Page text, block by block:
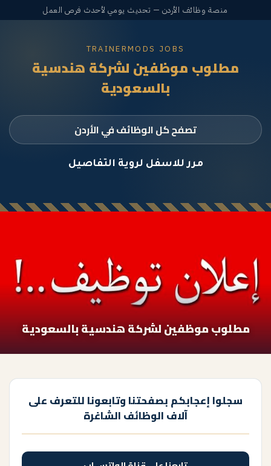
منصة وظائف الأردن — تحديث يومي لأحدث فرص العمل
TRAINERMODS JOBS
مطلوب موظفين لشركة هندسية
بالسعودية
تصفح كل الوظائف في الأردن
مرر للاسفل لروية التفاصيل
مطلوب موظفين لشركة هندسية بالسعودية
سجلوا إعجابكم بصفحتنا وتابعونا للتعرف على
آلاف الوظائف الشاغرة